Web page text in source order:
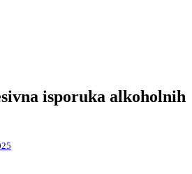
isporuka alkoholnih